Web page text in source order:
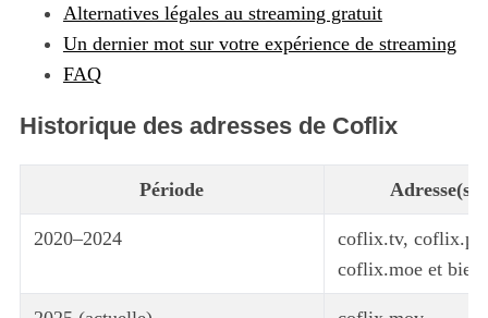
Alternatives légales au streaming gratuit
Un dernier mot sur votre expérience de streaming
FAQ
Historique des adresses de Coflix
Période Adresse(s)
2020–2024
coflix.tv,
coflix.moe et bien